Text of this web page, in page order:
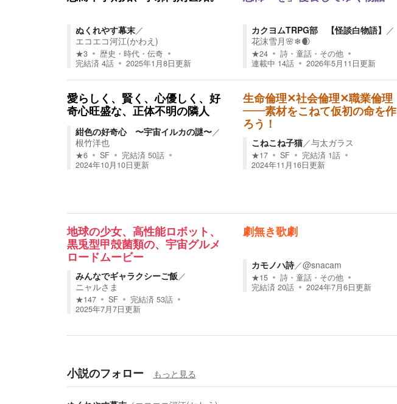
ぬくれやす幕末／
エコエコ河江(かわえ)
★3
歴史・時代・伝奇
完結済 4話 2025年1月8日更新
カクヨムTRPG部 【怪談白物語】 ／
花沫雪月🌸❄🌒
★24
詩・童話・その他
連載中 14話 2026年5月11日更新
愛らしく、賢く、心優しく、好
奇心旺盛な、正体不明の隣人
紺色の好奇心 〜宇宙イルカの謎〜／
根竹洋也
★6 SF 完結済 50話
2024年10月10日更新
生命倫理✕社会倫理✕職業倫理
――素材をこねて仮初の命を作
ろう！
こねこね子猫／与太ガラス
★17 SF 完結済 1話
2024年11月16日更新
地球の少女、高性能ロボット、
黒兎型甲殻菌類の、宇宙グルメ
ロードムービー
みんなでギャラクシーご飯／
ニャルさま
★147 SF 完結済 53話
2025年7月7日更新
劇無き歌劇
カモノハ詩／@snacam
★15
詩・童話・その他
完結済 20話 2024年7月6日更新
小説のフォロー もっと見る